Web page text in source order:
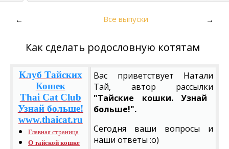
← Все выпуски →
Как сделать родословную котятам
Клуб Тайских
Кошек
Thai Cat Club
Узнай больше!
www.thaicat.ru
Главная страница
О тайской кошке
Вас приветствует Натали
Тай, автор рассылки
"Тайские кошки. Узнай
больше!".
Сегодня ваши вопросы и
наши ответы :о)